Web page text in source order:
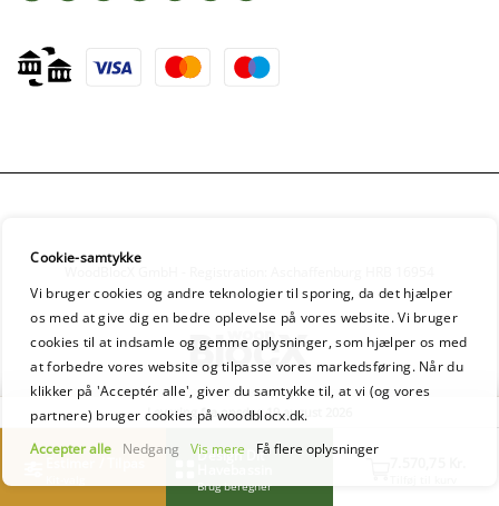
WoodBlocX GmbH - Registration: Aschaffenburg HRB 16954
Levering fra onsdag 19 august 2026
Estimer / Tilpas Design Dit
Brug beregner
Cookie-samtykke
Vi bruger cookies og andre teknologier til sporing, da det hjælper
os med at give dig en bedre oplevelse på vores website. Vi bruger
cookies til at indsamle og gemme oplysninger, som hjælper os med
at forbedre vores website og tilpasse vores markedsføring. Når du
klikker på 'Acceptér alle', giver du samtykke til, at vi (og vores
partnere) bruger cookies på woodblocx.dk.
Accepter alle
Nedgang Vis mere Få flere oplysninger